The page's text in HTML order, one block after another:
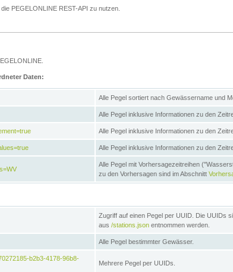
PEGELONLINE REST-API zu nutzen.
Daten:
Alle Pegel sortiert nach Gewässername und
Alle Pegel inklusive Informationen zu den
Alle Pegel inklusive Informationen zu den
Alle Pegel inklusive Informationen zu den
Alle Pegel mit Vorhersagezeitreihen
zu den Vorhersagen sind im Abschnitt
Zugriff auf einen Pegel per UUID. Die UUIDs
aus /stations.json entnommen werden.
Alle Pegel bestimmter Gewässer.
b2b3-4178-96b8-
Mehrere Pegel per UUIDs.